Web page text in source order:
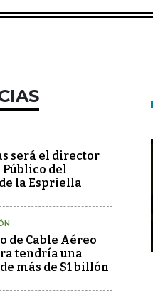
será el director
Público del
la Espriella
de Cable Aéreo
tendría una
más de $1 billón